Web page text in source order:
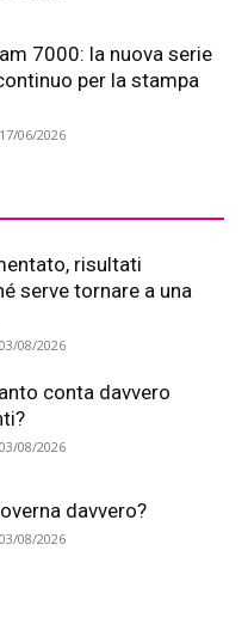
7000: la nuova serie
per la stampa
17/06/2026
risultati
serve tornare a una
03/08/2026
conta davvero
03/08/2026
davvero?
03/08/2026